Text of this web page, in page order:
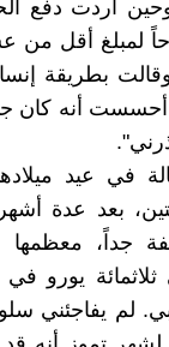
أردت دفع
لمبلغ أقل
بطريقة
أنه كان
في عيد
بعد عدة
جداً، معظمها
يورو
لم يفاجئني